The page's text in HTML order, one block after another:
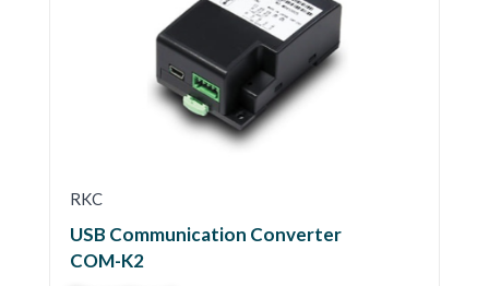
RKC
USB Communication Converter
COM-K2